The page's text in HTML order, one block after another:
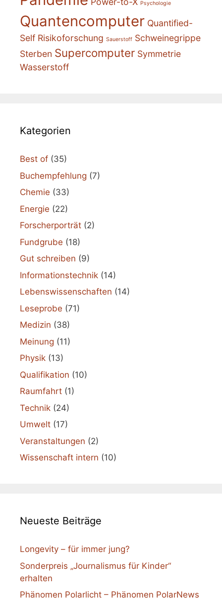
Psychologie
Quantencomputer Quantified-
Self Risikoforschung Sauerstoff Schweinegrippe
Sterben Supercomputer Symmetrie
Wasserstoff
Kategorien
Best of (35)
Buchempfehlung (7)
Chemie (33)
Energie (22)
Forscherporträt (2)
Fundgrube (18)
Gut schreiben (9)
Informationstechnik (14)
Lebenswissenschaften (14)
Leseprobe (71)
Medizin (38)
Meinung (11)
Physik (13)
Qualifikation (10)
Raumfahrt (1)
Technik (24)
Umwelt (17)
Veranstaltungen (2)
Wissenschaft intern (10)
Neueste Beiträge
Longevity – für immer jung?
Sonderpreis „Journalismus für Kinder“
erhalten
Phänomen Polarlicht – Phänomen PolarNews